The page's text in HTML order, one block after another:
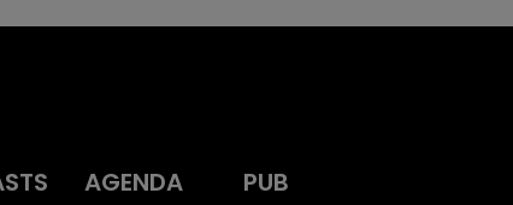
AGENDA PUB